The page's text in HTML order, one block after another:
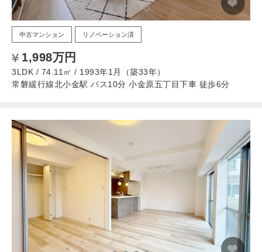
中古マンション リノベーション済
1,998万円
3LDK / 74.11㎡ / 1993年1月（築33年）
常磐緩行線北小金駅 バス10分 小金原五丁目下車 徒歩6分